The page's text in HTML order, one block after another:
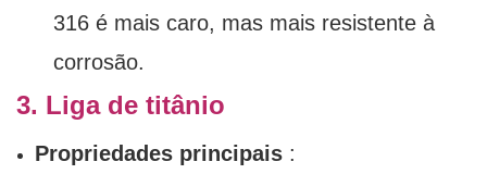
316 é mais caro, mas mais resistente à
corrosão.
3. Liga de titânio
Propriedades principais: